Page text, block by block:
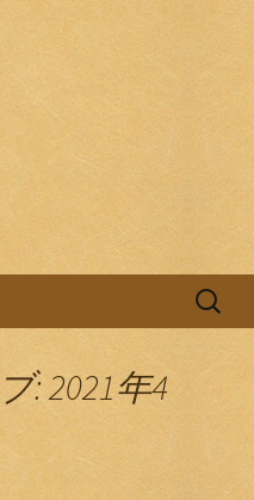
検
: 2021年4